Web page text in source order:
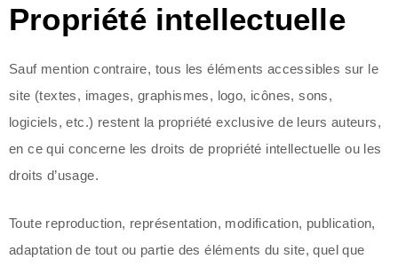
Propriété intellectuelle
Sauf mention contraire, tous les éléments accessibles sur le
site (textes, images, graphismes, logo, icônes, sons,
logiciels, etc.) restent la propriété exclusive de leurs auteurs,
en ce qui concerne les droits de propriété intellectuelle ou les
droits d’usage.
Toute reproduction, représentation, modification, publication,
adaptation de tout ou partie des éléments du site, quel que